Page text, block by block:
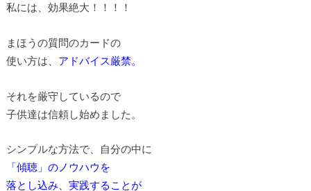
私には、効果絶大！！！！
まほうの質問のカードの
使い方は、 アドバイス厳禁。
それを厳守しているので
子供達は信頼し始めました。
シンプルな方法で、自分の中に
「傾聴」のノウハウを
落とし込み、実践することが